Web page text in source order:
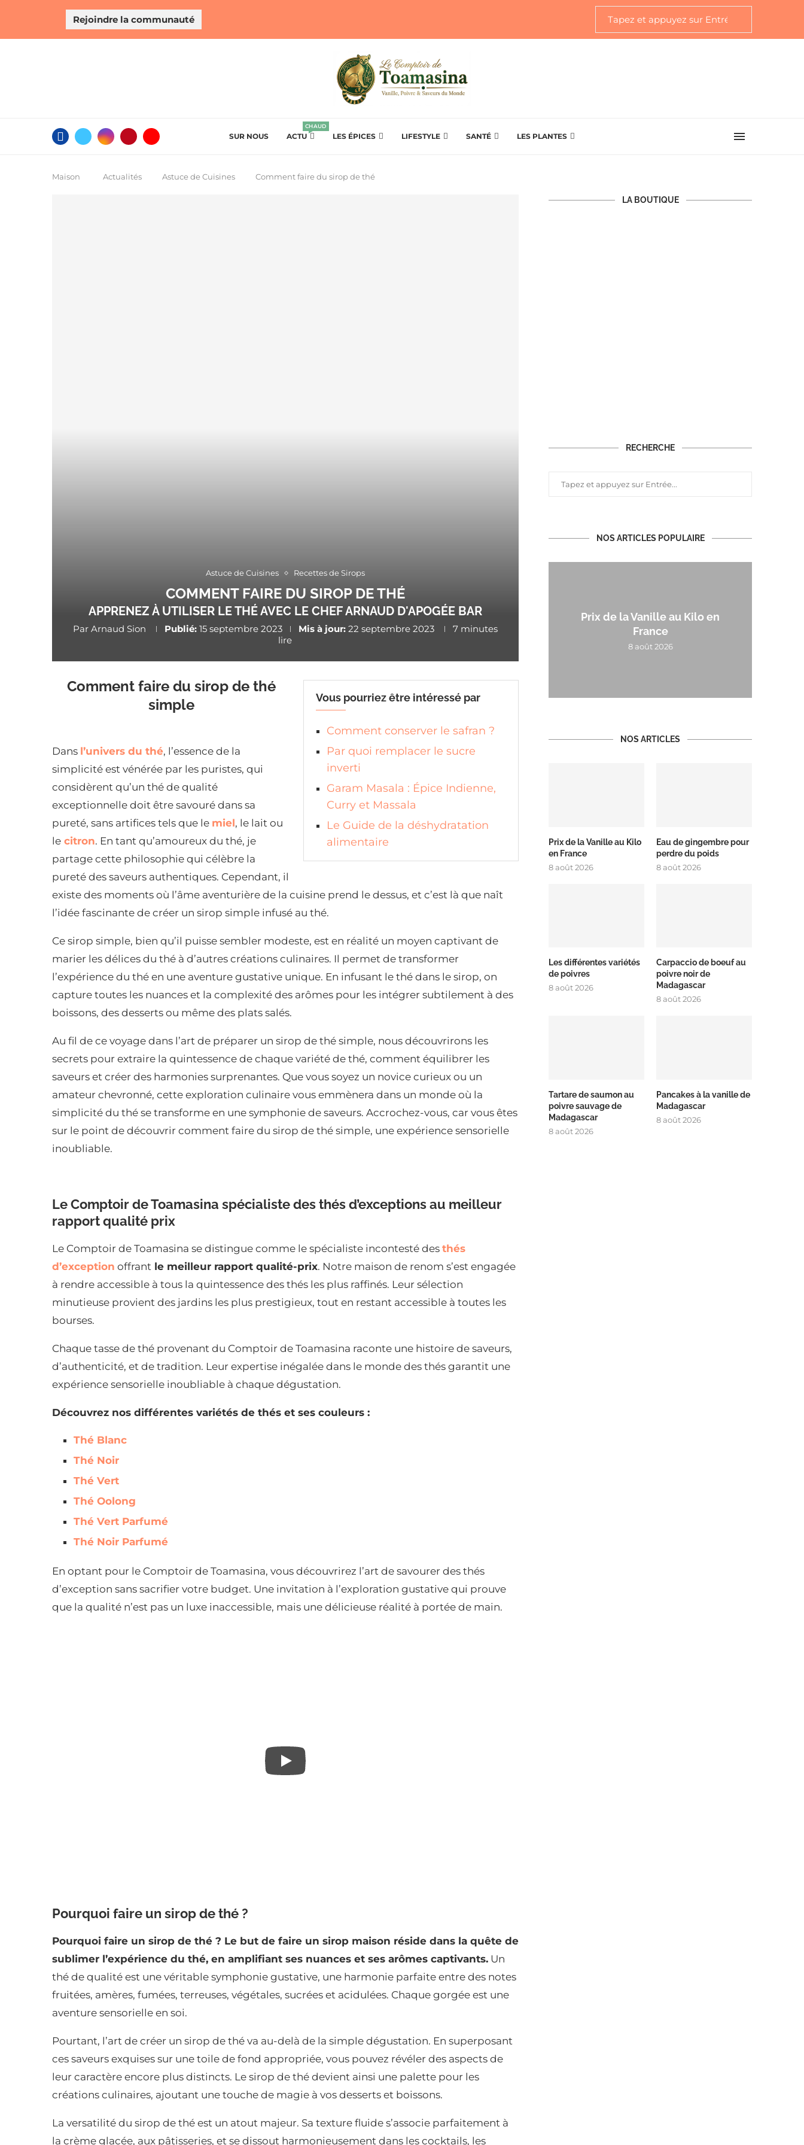
Rejoindre la communauté
SUR NOUS ACTU
CHAUD
LES ÉPICES LIFESTYLE SANTÉ LES PLANTES
Maison Actualités Astuce de Cuisines Comment faire du sirop de thé
Astuce de Cuisines Recettes de Sirops
COMMENT FAIRE DU SIROP DE THÉ
APPRENEZ À UTILISER LE THÉ AVEC LE CHEF ARNAUD D'APOGÉE BAR
Par Arnaud Sion Publié: 15 septembre 2023 Mis à jour: 22 septembre 2023
7 minutes
lire
Vous pourriez être intéressé par
Comment conserver le safran ?
Par quoi remplacer le sucre
inverti
Garam Masala : Épice Indienne,
Curry et Massala
Le Guide de la déshydratation
alimentaire
Comment faire du sirop de thé
simple
Dans l’univers du thé, l’essence de la
simplicité est vénérée par les puristes, qui
considèrent qu’un thé de qualité
exceptionnelle doit être savouré dans sa
pureté, sans artifices tels que le miel, le lait ou
le citron. En tant qu’amoureux du thé, je
partage cette philosophie qui célèbre la
pureté des saveurs authentiques. Cependant, il
existe des moments où l’âme aventurière de la cuisine prend le dessus, et c’est là que naît
l’idée fascinante de créer un sirop simple infusé au thé.
Ce sirop simple, bien qu’il puisse sembler modeste, est en réalité un moyen captivant de
marier les délices du thé à d’autres créations culinaires. Il permet de transformer
l’expérience du thé en une aventure gustative unique. En infusant le thé dans le sirop, on
capture toutes les nuances et la complexité des arômes pour les intégrer subtilement à des
boissons, des desserts ou même des plats salés.
Au fil de ce voyage dans l’art de préparer un sirop de thé simple, nous découvrirons les
secrets pour extraire la quintessence de chaque variété de thé, comment équilibrer les
saveurs et créer des harmonies surprenantes. Que vous soyez un novice curieux ou un
amateur chevronné, cette exploration culinaire vous emmènera dans un monde où la
simplicité du thé se transforme en une symphonie de saveurs. Accrochez-vous, car vous êtes
sur le point de découvrir comment faire du sirop de thé simple, une expérience sensorielle
inoubliable.
Le Comptoir de Toamasina spécialiste des thés d’exceptions au meilleur
rapport qualité prix
Le Comptoir de Toamasina se distingue comme le spécialiste incontesté des thés
d’exception offrant le meilleur rapport qualité-prix. Notre maison de renom s’est engagée
à rendre accessible à tous la quintessence des thés les plus raffinés. Leur sélection
minutieuse provient des jardins les plus prestigieux, tout en restant accessible à toutes les
bourses.
Chaque tasse de thé provenant du Comptoir de Toamasina raconte une histoire de saveurs,
d’authenticité, et de tradition. Leur expertise inégalée dans le monde des thés garantit une
expérience sensorielle inoubliable à chaque dégustation.
Découvrez nos différentes variétés de thés et ses couleurs :
Thé Blanc
Thé Noir
Thé Vert
Thé Oolong
Thé Vert Parfumé
Thé Noir Parfumé
En optant pour le Comptoir de Toamasina, vous découvrirez l’art de savourer des thés
d’exception sans sacrifier votre budget. Une invitation à l’exploration gustative qui prouve
que la qualité n’est pas un luxe inaccessible, mais une délicieuse réalité à portée de main.
Pourquoi faire un sirop de thé ?
Pourquoi faire un sirop de thé ? Le but de faire un sirop maison réside dans la quête de
sublimer l’expérience du thé, en amplifiant ses nuances et ses arômes captivants. Un
thé de qualité est une véritable symphonie gustative, une harmonie parfaite entre des notes
fruitées, amères, fumées, terreuses, végétales, sucrées et acidulées. Chaque gorgée est une
aventure sensorielle en soi.
Pourtant, l’art de créer un sirop de thé va au-delà de la simple dégustation. En superposant
ces saveurs exquises sur une toile de fond appropriée, vous pouvez révéler des aspects de
leur caractère encore plus distincts. Le sirop de thé devient ainsi une palette pour les
créations culinaires, ajoutant une touche de magie à vos desserts et boissons.
La versatilité du sirop de thé est un atout majeur. Sa texture fluide s’associe parfaitement à
la crème glacée, aux pâtisseries, et se dissout harmonieusement dans les cocktails, les
LA BOUTIQUE
RECHERCHE
NOS ARTICLES POPULAIRE
Prix de la Vanille au Kilo en
France
8 août 2026
NOS ARTICLES
Prix de la Vanille au Kilo
en France
8 août 2026
Eau de gingembre pour
perdre du poids
8 août 2026
Les différentes variétés
de poivres
8 août 2026
Carpaccio de boeuf au
poivre noir de
Madagascar
8 août 2026
Tartare de saumon au
poivre sauvage de
Madagascar
8 août 2026
Pancakes à la vanille de
Madagascar
8 août 2026